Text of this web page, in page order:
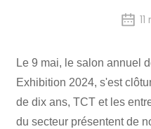
Le 9 mai, le salon annuel
Exhibition 2024, s'est
de dix ans, TCT et les
du secteur présentent de